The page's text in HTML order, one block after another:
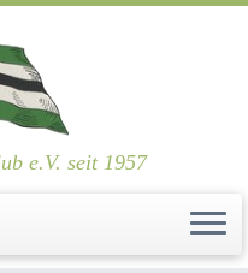
e.V. seit 1957